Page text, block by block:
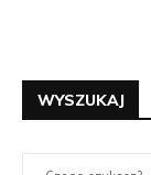
WYSZUKAJ